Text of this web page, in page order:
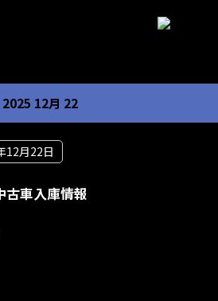
2025 12月 22
12月22日
古車入庫情報